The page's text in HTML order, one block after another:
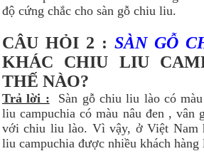
độ cứng chắc cho sàn gỗ chiu liu.
CÂU HỎI 2 : SÀN GỖ
KHÁC CHIU LIU
THẾ NÀO?
Trả lời : Sàn gỗ chiu liu lào có
liu campuchia có màu nâu đen , vân
với chiu liu lào. Vì vậy, ở Việt Nam
liu campuchia được nhiều khách hàng